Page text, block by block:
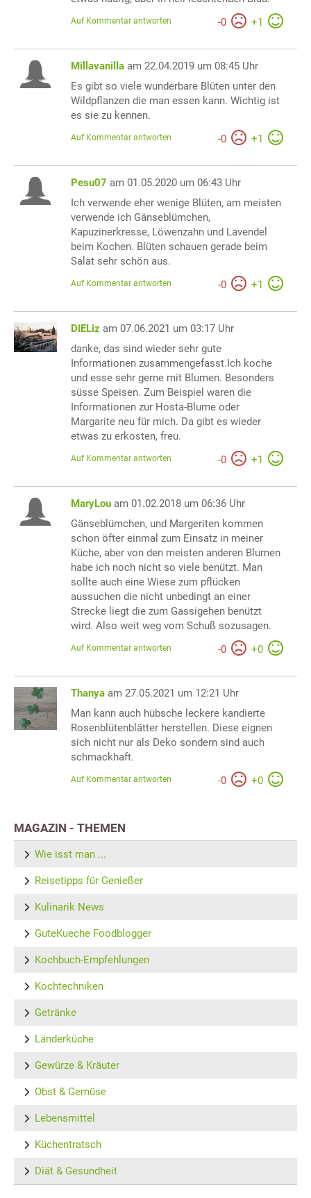
-0 +1
Auf Kommentar antworten
Millavanilla am 22.04.2019 um 08:45 Uhr
Es gibt so viele wunderbare Blüten unter den
Wildpflanzen die man essen kann. Wichtig ist
es sie zu kennen.
-0 +1
Auf Kommentar antworten
Pesu07 am 01.05.2020 um 06:43 Uhr
Ich verwende eher wenige Blüten, am meisten
verwende ich Gänseblümchen,
Kapuzinerkresse, Löwenzahn und Lavendel
beim Kochen. Blüten schauen gerade beim
Salat sehr schön aus.
-0 +1
Auf Kommentar antworten
DIELiz am 07.06.2021 um 03:17 Uhr
danke, das sind wieder sehr gute
Informationen zusammengefasst.Ich koche
und esse sehr gerne mit Blumen. Besonders
süsse Speisen. Zum Beispiel waren die
Informationen zur Hosta-Blume oder
Margarite neu für mich. Da gibt es wieder
etwas zu erkosten, freu.
-0 +1
Auf Kommentar antworten
MaryLou am 01.02.2018 um 06:36 Uhr
Gänseblümchen, und Margeriten kommen
schon öfter einmal zum Einsatz in meiner
Küche, aber von den meisten anderen Blumen
habe ich noch nicht so viele benützt. Man
sollte auch eine Wiese zum pflücken
aussuchen die nicht unbedingt an einer
Strecke liegt die zum Gassigehen benützt
wird. Also weit weg vom Schuß sozusagen.
-0 +0
Auf Kommentar antworten
Thanya am 27.05.2021 um 12:21 Uhr
Man kann auch hübsche leckere kandierte
Rosenblütenblätter herstellen. Diese eignen
sich nicht nur als Deko sondern sind auch
schmackhaft.
-0 +0
Auf Kommentar antworten
MAGAZIN - THEMEN
Wie isst man ...
Reisetipps für Genießer
Kulinarik News
GuteKueche Foodblogger
Kochbuch-Empfehlungen
Kochtechniken
Getränke
Länderküche
Gewürze & Kräuter
Obst & Gemüse
Lebensmittel
Küchentratsch
Diät & Gesundheit